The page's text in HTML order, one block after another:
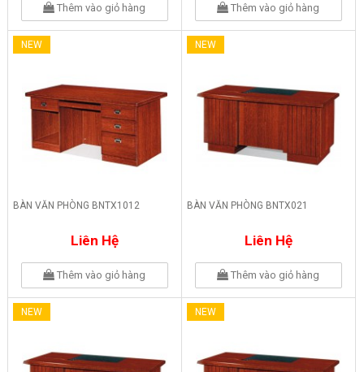
Thêm vào giỏ hàng Thêm vào giỏ hàng
NEW
BÀN VĂN PHÒNG BNTX1012
Liên Hệ
Thêm vào giỏ hàng
NEW
BÀN VĂN PHÒNG BNTX021
Liên Hệ
Thêm vào giỏ hàng
NEW NEW